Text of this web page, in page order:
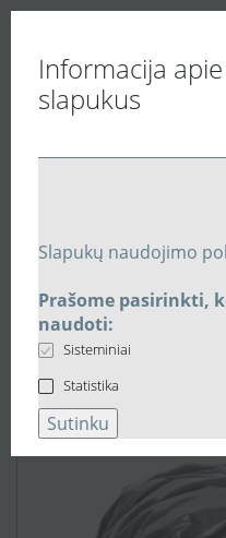
Informacija
slapukus
Slapukų naudojimo
Prašome pasirinkti,
naudoti:
Sisteminiai
Statistika
Sutinku
Vedinu.LT
Vėdinimo
Lankstus 50mm
50-160-L-060